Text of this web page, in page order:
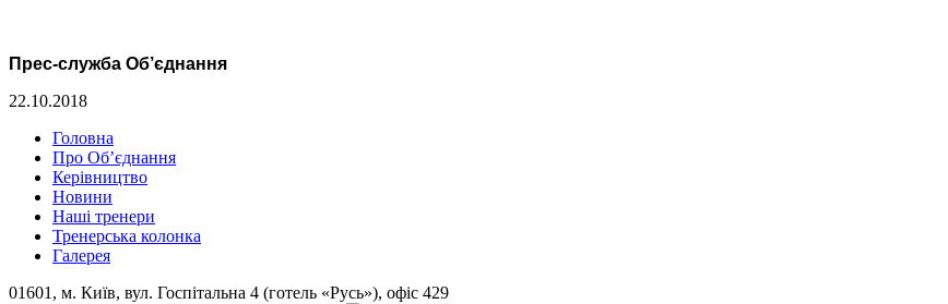
Прес-служба Об’єднання
22.10.2018
Головна
Про Об’єднання
Керівництво
Новини
Наші тренери
Тренерська колонка
Галерея
01601, м. Київ, вул. Госпітальна 4 (готель «Русь»), офіс 429